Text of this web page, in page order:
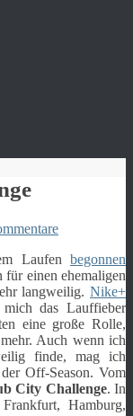
Laufen begonnen
einen ehemaligen
langweilig. Nike+
das Lauffieber
eine große Rolle,
Auch wenn ich
finde, mag ich
Off-Season. Vom
City Challenge. In
Hamburg,